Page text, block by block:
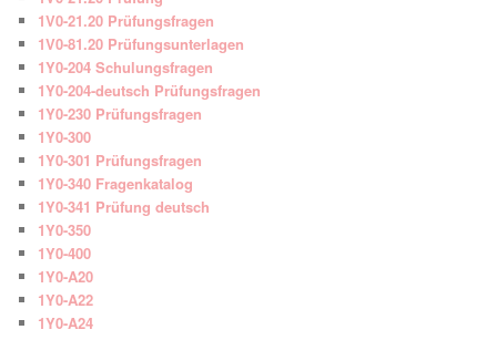
1V0-21.20 Prüfungsfragen
1V0-81.20 Prüfungsunterlagen
1Y0-204 Schulungsfragen
1Y0-204-deutsch Prüfungsfragen
1Y0-230 Prüfungsfragen
1Y0-300
1Y0-301 Prüfungsfragen
1Y0-340 Fragenkatalog
1Y0-341 Prüfung deutsch
1Y0-350
1Y0-400
1Y0-A20
1Y0-A22
1Y0-A24